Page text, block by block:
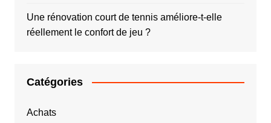
Une rénovation court de tennis améliore-t-elle
réellement le confort de jeu ?
Catégories
Achats